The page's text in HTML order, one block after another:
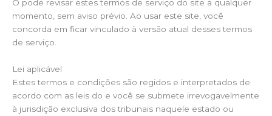
O pode revisar estes termos de serviço do site a qualquer
momento, sem aviso prévio. Ao usar este site, você
concorda em ficar vinculado à versão atual desses termos
de serviço.
Lei aplicável
Estes termos e condições são regidos e interpretados de
acordo com as leis do e você se submete irrevogavelmente
à jurisdição exclusiva dos tribunais naquele estado ou